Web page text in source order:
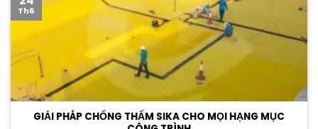
GIẢI PHÁP CHỐNG THẤM SIKA CHO MỌI HẠNG MỤC
Th6